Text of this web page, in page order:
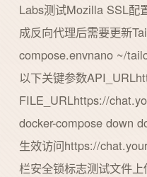
Labs测试Mozilla SSL配
成反向代理后需要更新
compose.envnano ~/
以下关键参数
FILE_URLhttps://
docker-compose down
生效访问https://
栏安全锁标志测试文件